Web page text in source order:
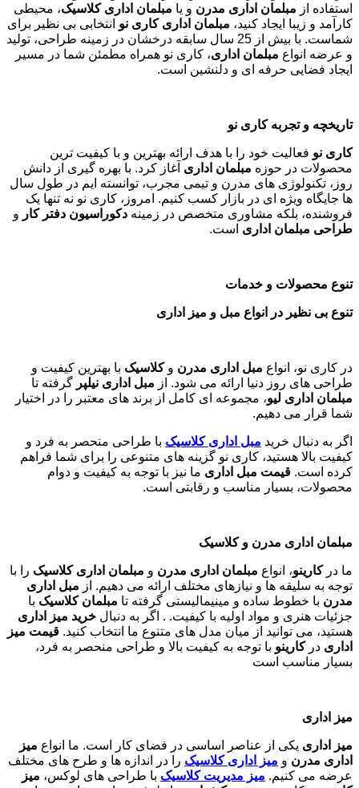
استفاده از مبلمان اداری مدرن و یا مبلمان اداری کلاسیک، محیطی
کارآمد و زیبا ایجاد کنید، مبلمان اداری کاری نو انتخابی بی نظیر برای
شماست. با بیش از 25 سال سابقه درخشان در زمینه طراحی، تولید
و عرضه انواع مبلمان اداری، کاری نو همراه مطمئن شما در مسیر
ایجاد فضایی حرفه ای و دلنشین است.
تاریخچه و تجربه کاری نو
کاری نو فعالیت خود را با هدف ارائه بهترین و با کیفیت ترین
محصولات در حوزه مبلمان اداری آغاز کرد. با بهره گیری از دانش
روز، تکنولوژی های مدرن و تیمی مجرب، توانسته ایم در طول سال
ها جایگاه ویژه ای در بازار کسب کنیم. امروز، کاری نو نه تنها یک
فروشنده، بلکه مشاوری متخصص در زمینه دکوراسیون دفتر کار و
طراحی مبلمان اداری است.
تنوع محصولات و خدمات
تنوع بی نظیر در انواع مبل و میز اداری
در کاری نو، انواع مبل اداری مدرن وکلاسیک با بهترین کیفیت و
طراحی های روز دنیا ارائه می شود. از مبل اداری نیلپر گرفته تا
مبلمان اداری لیو، مجموعه ای کامل از برند های معتبر را در اختیار
شما قرار می دهیم.
اگر به دنبال خرید مبل اداری کلاسیک با طراحی منحصر به فرد و
کیفیت بالا هستید، کاری نو گزینه های متنوعی را برای شما فراهم
کرده است. قیمت مبل اداری ما نیز با توجه به کیفیت و دوام
محصولات، بسیار مناسب و رقابتی است.
مبلمان اداری مدرن و کلاسیک
ما درکارینو، انواع مبلمان اداری مدرن و مبلمان اداری کلاسیک را با
توجه به سلیقه ها و نیازهای مختلف ارائه می دهیم. از مبل اداری
مدرن با خطوط ساده و مینیمالیستی گرفته تا مبلمان کلاسیک با
جزئیات هنری و مواد اولیه با کیفیت. . اگر به دنبال خرید میز اداری
هستید، می توانید از میان مدل های متنوع ما انتخاب کنید. قیمت میز
اداری درکارینو با توجه به کیفیت بالا و طراحی منحصر به فرد،
بسیار مناسب است
میز اداری
میز اداری یکی از عناصر اساسی در فضای کار است. ما انواع میز
اداری مدرن و میز اداری کلاسیک را در اندازه ها و طرح های مختلف
عرضه می کنیم. میز مدیریت کلاسیک با طراحی های لوکس، میز